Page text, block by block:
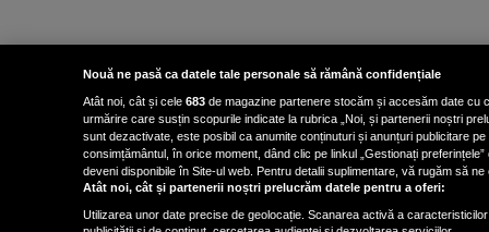
Nouă ne pasă ca datele tale personale să rămână confidențiale
Atât noi, cât și cele 683 de magazine partenere stocăm și accesăm date cu
urmărire care susțin scopurile indicate la rubrica „Noi, și partenerii noștri
sunt dezactivate, este posibil ca anumite conținuturi și anunțuri publicitare
consimțământul, în orice moment, dând clic pe linkul „Gestionați
deveni disponibile în Site-ul web. Pentru detalii suplimentare, vă rugăm să
Atât noi, cât și partenerii noștri prelucrăm datele pentru a oferi:
Utilizarea unor date precise de geolocație. Scanarea activă a